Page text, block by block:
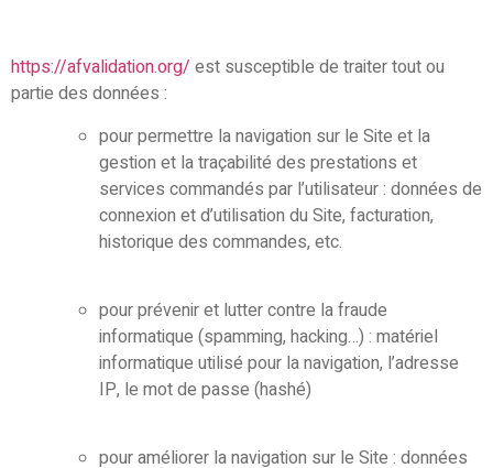
https://afvalidation.org/ est susceptible de traiter tout ou
partie des données :
pour permettre la navigation sur le Site et la
gestion et la traçabilité des prestations et
services commandés par l’utilisateur : données de
connexion et d’utilisation du Site, facturation,
historique des commandes, etc.
pour prévenir et lutter contre la fraude
informatique (spamming, hacking…) : matériel
informatique utilisé pour la navigation, l’adresse
IP, le mot de passe (hashé)
pour améliorer la navigation sur le Site : données